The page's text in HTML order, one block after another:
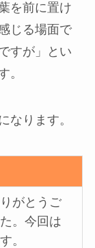
を前に置け
じる場面で
すが」とい
。
なります。
がとうご
。今回は
。